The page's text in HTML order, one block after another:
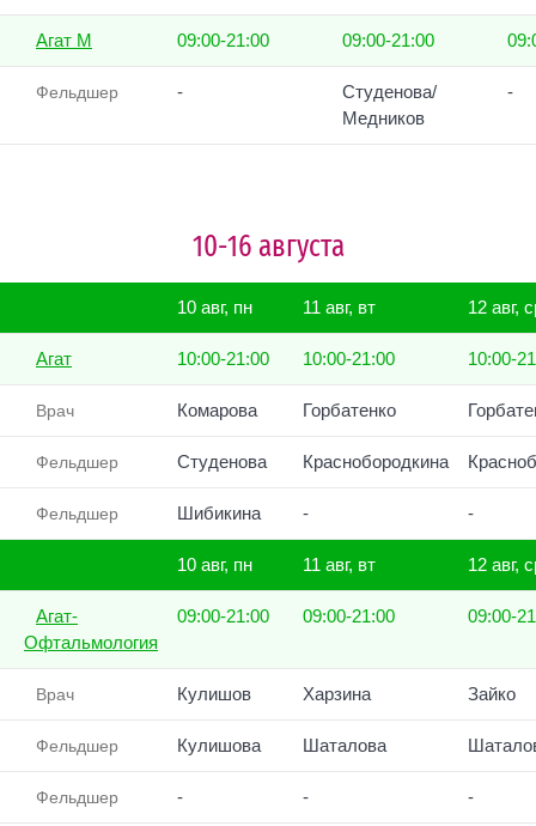
Агат М 09:00-21:00 09:00-21:00
Фельдшер -
Студенова/
Медников
-
10-16 августа
10 авг, пн 11 авг, вт 12 авг,
Агат 10:00-21:00 10:00-21:00 10:00-
Врач Комарова Горбатенко
Фельдшер Студенова Краснобородкина
Фельдшер Шибикина - -
10 авг, пн 11 авг, вт 12 авг,
Агат-
Офтальмология
09:00-21:00 09:00-21:00 09:00-
Врач Кулишов Харзина Зайко
Фельдшер Кулишова Шаталова
Фельдшер - - -